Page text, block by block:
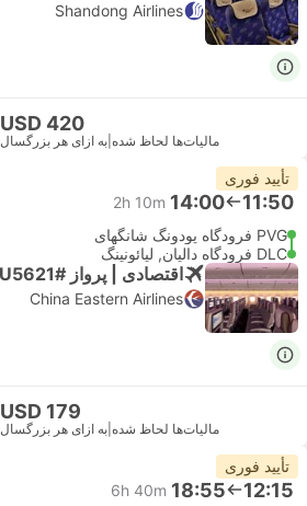
Shandong Airlines
USD 420
مالیات‌ها لحاظ شده به ازای هر بزرگسال
تأیید فوری
11:50
14:00
2h 10m
PVG فرودگاه پودونگ شانگهای
DLC فرودگاه دالیان, لیائونینگ
اقتصادی | پرواز #MU5621
China Eastern Airlines
USD 179
مالیات‌ها لحاظ شده به ازای هر بزرگسال
تأیید فوری
12:15
18:55
6h 40m